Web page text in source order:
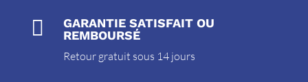

GARANTIE SATISFAIT OU
REMBOURSÉ
Retour gratuit sous 14 jours